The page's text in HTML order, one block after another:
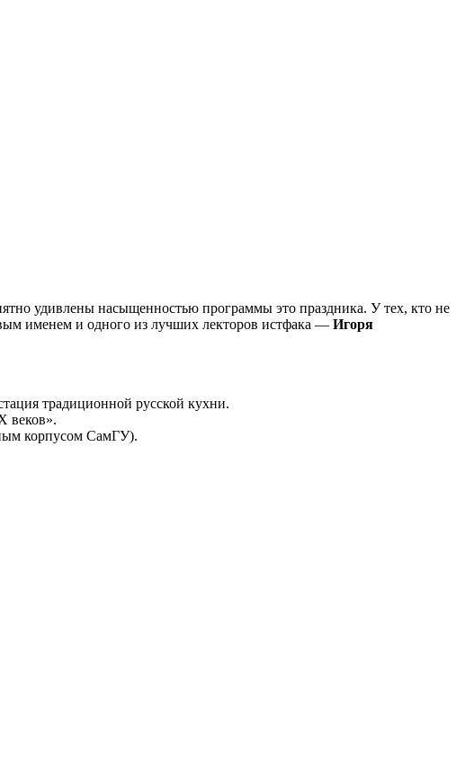
удивлены насыщенностью программы это праздника. У тех, кто не
именем и одного из лучших лекторов истфака — Игоря
традиционной русской кухни.
веков».
корпусом СамГУ).